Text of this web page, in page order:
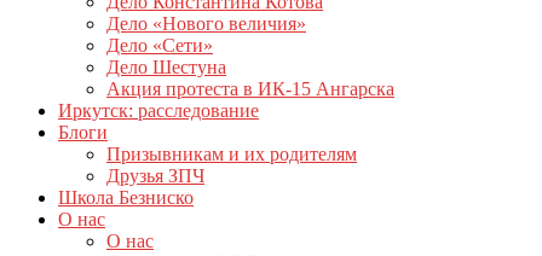
Дело «Нового величия»
Дело «Сети»
Дело Шестуна
Акция протеста в ИК-15 Ангарска
Иркутск: расследование
Блоги
Призывникам и их родителям
Друзья ЗПЧ
Школа Безниско
О нас
О нас